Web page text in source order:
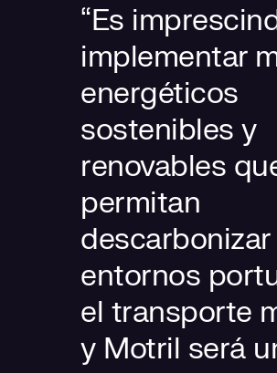
“Es
implementar
energéticos
sostenibles y
renovables
permitan
entornos
el transporte
y Motril será